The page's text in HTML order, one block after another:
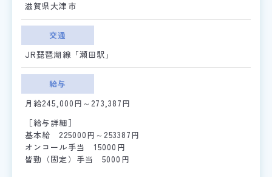
滋賀県大津市
交通
JR琵琶湖線「瀬田駅」
給与
月給245,000円～273,387円
［給与詳細］
基本給 225000円～253387円
オンコール手当 15000円
皆勤（固定）手当 5000円